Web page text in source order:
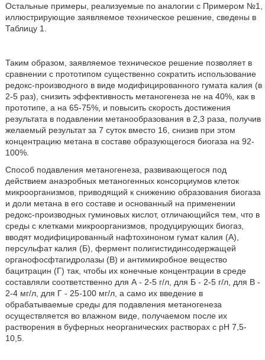
Остальные примеры, реализуемые по аналогии с Примером №1,
иллюстрирующие заявляемое техническое решение, сведены в
Таблицу 1.
Таким образом, заявляемое техническое решение позволяет в
сравнении с прототипом существенно сократить использование
редокс-производного в виде модифицированного гумата калия (в
2-5 раз), снизить эффективность метаногенеза не на 40%, как в
прототипе, а на 65-75%, и повысить скорость достижения
результата в подавлении метанообразования в 2,3 раза, получив
желаемый результат за 7 суток вместо 16, снизив при этом
концентрацию метана в составе образующегося биогаза на 92-
100%.
Способ подавления метаногенеза, развивающегося под
действием анаэробных метаногенных консорциумов клеток
микроорганизмов, приводящий к снижению образования биогаза
и доли метана в его составе и основанный на применении
редокс-производных гуминовых кислот, отличающийся тем, что в
среды с клетками микроорганизмов, продуцирующих биогаз,
вводят модифицированный нафтохиноном гумат калия (А),
персульфат калия (Б), фермент полигистидинсодержащей
органофосфтагидролазы (В) и антимикробное вещество
бацитрацин (Г) так, чтобы их конечные концентрации в среде
составляли соответственно для А - 2-5 г/л, для Б - 2-5 г/л, для В -
2-4 мг/л, для Г - 25-100 мг/л, а само их введение в
обрабатываемые среды для подавления метаногенеза
осуществляется во влажном виде, получаемом после их
растворения в буферных неорганических растворах с рН 7,5-
10,5.